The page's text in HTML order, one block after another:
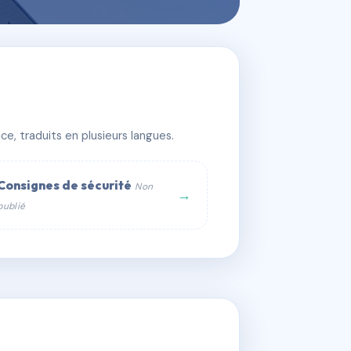
traduits en plusieurs langues.
de sécurité Non
→